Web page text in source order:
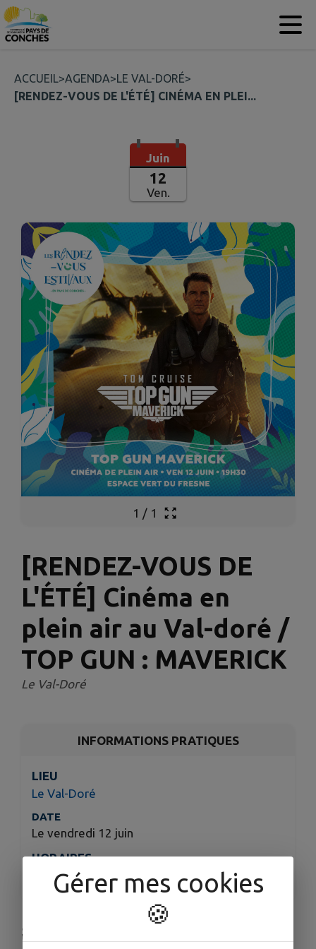
Contenu
ACCUEIL>AGENDA>LE VAL-DORÉ>
[RENDEZ-VOUS DE L'ÉTÉ] CINÉMA EN PLEI...
Juin
12
Ven.
1 / 1
[RENDEZ-VOUS DE
L'ÉTÉ] Cinéma en
plein air au Val-doré /
TOP GUN : MAVERICK
Le Val-Doré
INFORMATIONS PRATIQUES
LIEU
Le Val-Doré
DATE
Le vendredi 12 juin
HORAIRES
À 19h30
🎬✨ Les Rendez-vous de l’Été en Pays de Conches
Gérer mes cookies
🍪